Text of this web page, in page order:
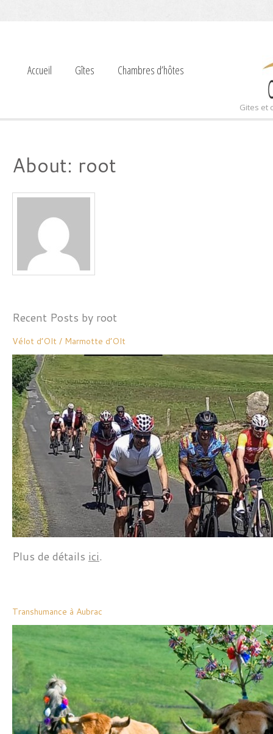
Gites et
Accueil Gîtes Chambres d’hôtes
About: root
Recent Posts by root
Vélot d’Olt / Marmotte d’Olt
Plus de détails ici.
Transhumance à Aubrac